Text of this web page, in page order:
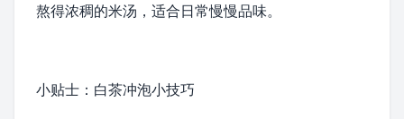
熬得浓稠的米汤，适合日常慢慢品味。
小贴士：白茶冲泡小技巧